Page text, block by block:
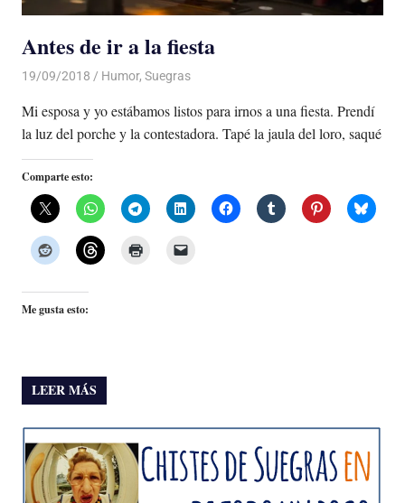
Antes de ir a la fiesta
19/09/2018 De todo un Poco
Humor, Suegras
Mi esposa y yo estábamos listos para irnos a una fiesta. Prendí
la luz del porche y la contestadora. Tapé la jaula del loro, saqué
Comparte esto:
Me gusta esto:
LEER MÁS